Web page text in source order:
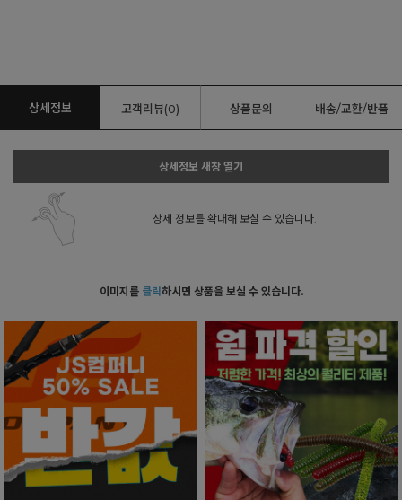
상세정보 고객리뷰(0) 상품문의 배송/교환/반품
상세정보 새창 열기
상세 정보를 확대해 보실 수 있습니다.
이미지를 클릭하시면 상품을 보실 수 있습니다.